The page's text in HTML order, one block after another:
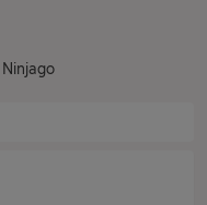
Ninjago